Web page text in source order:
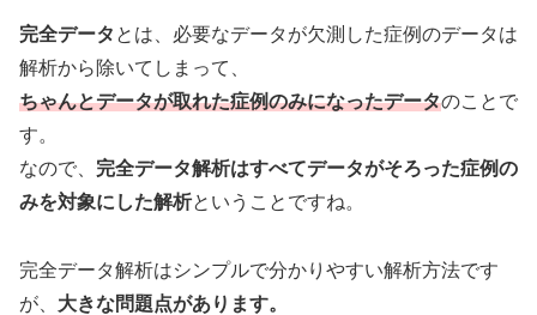
完全データ とは、必要なデータが欠測した症例のデータは
解析から除いてしまって、
ちゃんとデータが取れた症例のみになったデータのことで
す。
なので、 完全データ解析はすべてデータがそろった症例の
みを対象にした解析ということですね。
完全データ解析はシンプルで分かりやすい解析方法です
が、 大きな問題点があります。